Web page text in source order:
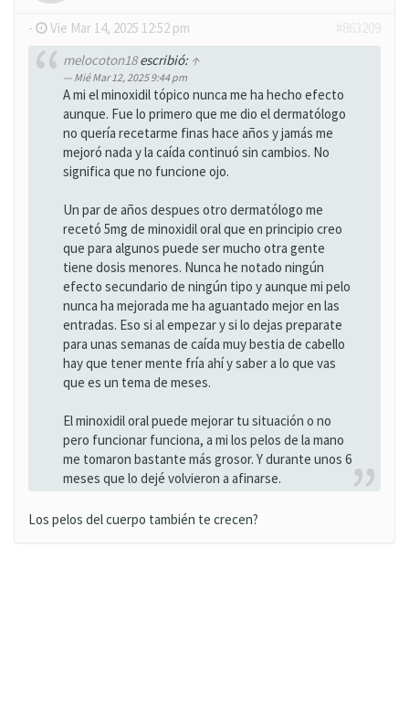
- Vie Mar 14, 2025 12:52 pm
melocoton18escribió: ↑
Mié Mar 12, 2025 9:44 pm
A mi el minoxidil tópico nunca me ha hecho efecto
aunque. Fue lo primero que me dio el dermatólogo
no quería recetarme finas hace años y jamás me
mejoró nada y la caída continuó sin cambios. No
significa que no funcione ojo.
Un par de años despues otro dermatólogo me
recetó 5mg de minoxidil oral que en principio creo
que para algunos puede ser mucho otra gente
tiene dosis menores. Nunca he notado ningún
efecto secundario de ningún tipo y aunque mi pelo
nunca ha mejorada me ha aguantado mejor en las
entradas. Eso si al empezar y si lo dejas preparate
para unas semanas de caída muy bestia de cabello
hay que tener mente fría ahí y saber a lo que vas
que es un tema de meses.
El minoxidil oral puede mejorar tu situación o no
pero funcionar funciona, a mi los pelos de la mano
me tomaron bastante más grosor. Y durante unos 6
meses que lo dejé volvieron a afinarse.
Los pelos del cuerpo también te crecen?